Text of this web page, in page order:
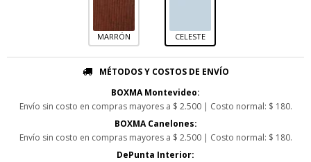
MARRÓN CELESTE
MÉTODOS Y COSTOS DE ENVÍO
BOXMA Montevideo:
Envío sin costo en compras mayores a $ 2.500 | Costo normal: $ 180.
BOXMA Canelones:
Envío sin costo en compras mayores a $ 2.500 | Costo normal: $ 180.
DePunta Interior: